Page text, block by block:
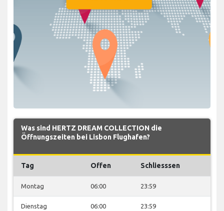
Was sind HERTZ DREAM COLLECTION die
Öffnungszeiten bei Lisbon Flughafen?
Tag Offen Schliesssen
Montag 06:00 23:59
Dienstag 06:00 23:59